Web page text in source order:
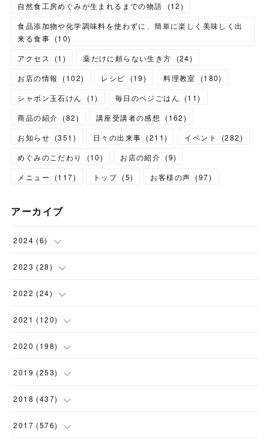
自然食工房めぐみが生まれるまでの物語
(12)
食品添加物や化学調味料を使わずに、簡単に楽しく美味しく出
来る食事 (10)
アクセス
(1 ) 薬だけに頼らない生き方 (24)
お店の情報
(102) レシピ (19) 料理教室 (180)
シャボン玉石けん
(1) 毎日のベジごはん (11)
商品の紹介 (82) 講座受講者の感想 (162)
お知らせ (351 ) 日々の出来事 (211) イベント (282)
めぐみのこだわり
(10) お店の紹介 (9)
メニュー
(117) トップ (5) お客様の声 (97)
アーカイブ
2024 (6)
(1)
(1 )
(1)
(1 )
2023 (28)
(2)
(1)
(1)
(2)
2022 (24)
(5)
(2)
(2)
(1)
2021 (120)
(12)
(3)
(1)
(9)
2020 (198)
(12)
(11)
(12)
2019 (253)
(14)
(27)
2018 (437)
(23)
2017 (576)